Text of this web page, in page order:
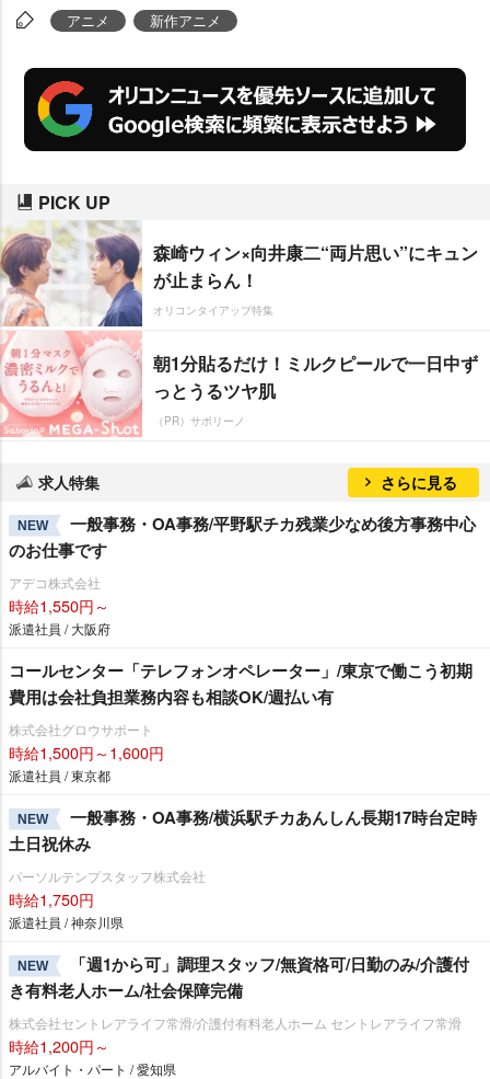
アニメ 新作アニメ
PICK UP
森崎ウィン×向井康二“両片思い”にキュン
が止まらん！
オリコンタイアップ特集
朝1分貼るだけ！ミルクピールで一日中ず
っとうるツヤ肌
（PR）サボリーノ
求人特集 さらに見る
NEW
一般事務・OA事務/平野駅チカ残業少なめ後方事務中心
のお仕事です
アデコ株式会社
時給1,550円～
派遣社員 / 大阪府
コールセンター「テレフォンオペレーター」/東京で働こう初期
費用は会社負担業務内容も相談OK/週払い有
株式会社グロウサポート
時給1,500円～1,600円
派遣社員 / 東京都
NEW
一般事務・OA事務/横浜駅チカあんしん長期17時台定時
土日祝休み
パーソルテンプスタッフ株式会社
時給1,750円
派遣社員 / 神奈川県
NEW
「週1から可」調理スタッフ/無資格可/日勤のみ/介護付
き有料老人ホーム/社会保障完備
株式会社セントレアライフ常滑/介護付有料老人ホーム セントレアライフ常滑
時給1,200円～
アルバイト・パート / 愛知県